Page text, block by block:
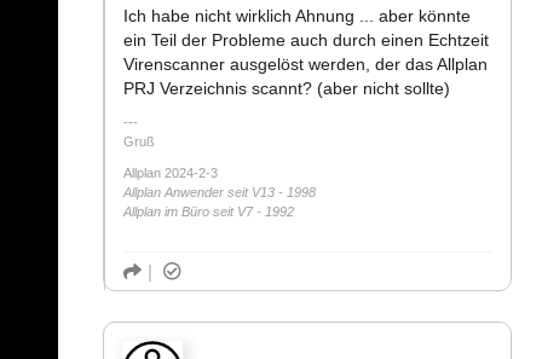
Ich habe nicht wirklich Ahnung ... aber könnte
ein Teil der Probleme auch durch einen Echtzeit
Virenscanner ausgelöst werden, der das Allplan
PRJ Verzeichnis scannt? (aber nicht sollte)
Gruß
Allplan 2024-2-3
Allplan Anwender seit V13 - 1998
Allplan im Büro seit V7 - 1992